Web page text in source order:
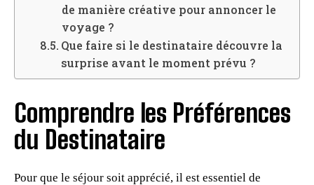
de manière créative pour annoncer le
voyage ?
Que faire si le destinataire découvre la
surprise avant le moment prévu ?
Comprendre les Préférences
du Destinataire
Pour que le séjour soit apprécié, il est essentiel de